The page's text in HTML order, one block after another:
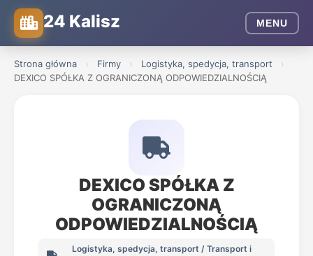
24 Kalisz MENU
Strona główna › Firmy › Logistyka, spedycja, transport
›
DEXICO SPÓŁKA Z OGRANICZONĄ ODPOWIEDZIALNOŚCIĄ
DEXICO SPÓŁKA Z
OGRANICZONĄ
ODPOWIEDZIALNOŚCIĄ
Logistyka, spedycja, transport / Transport i